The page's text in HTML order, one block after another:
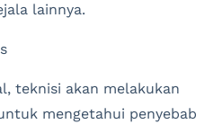
lainnya.
teknisi akan melakukan
mengetahui penyebab